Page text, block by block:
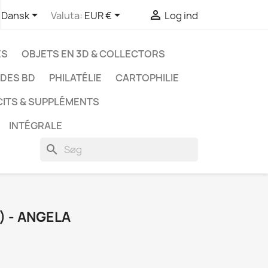
Dansk Valuta: EUR €  Log ind
OBJETS EN 3D & COLLECTORS
BD PHILATÉLIE
CARTOPHILIE
& SUPPLÉMENTS
INTÉGRALE
search
- ANGELA